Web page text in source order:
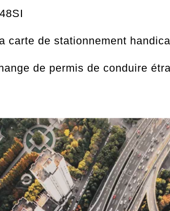
carte de stationnement
de permis de conduire